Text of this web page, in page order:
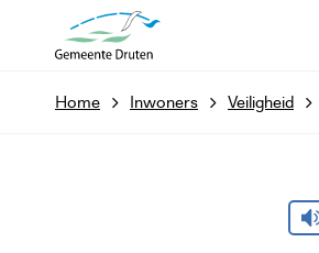
Home Inwoners Veiligheid